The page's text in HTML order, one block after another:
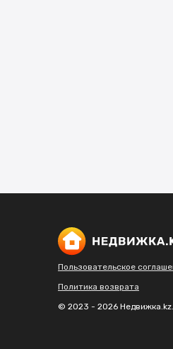
Пользовательское
Политика возврата
© 2023 - 2026